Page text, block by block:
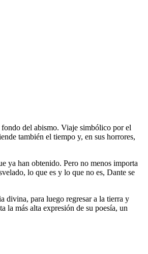
del abismo. Viaje simbólico por el
también el tiempo y, en sus horrores,
ya han obtenido. Pero no menos importa
lo que es y lo que no es, Dante se
divina, para luego regresar a la tierra y
la más alta expresión de su poesía, un